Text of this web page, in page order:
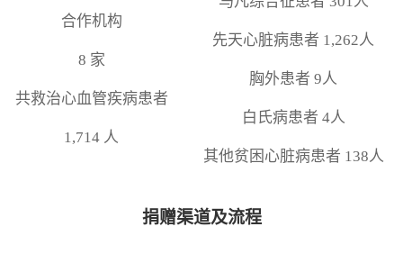
合作机构
8 家
共救治心血管疾病患者
1,714 人
先天心脏病患者 1,262人
胸外患者 9人
白氏病患者 4人
其他贫困心脏病患者 138人
捐赠渠道及流程